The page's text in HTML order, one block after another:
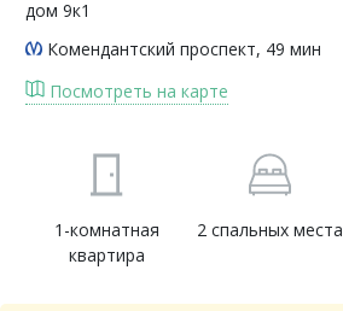
дом 9к1
Комендантский проспект, 49 мин
Посмотреть на карте
1-комнатная
квартира
2 спальных места